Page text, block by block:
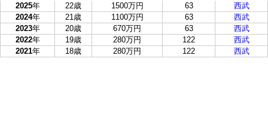
2025年 22歳 1500万円 63
西武
2024年 21歳 1100万円 63
西武
2023年 20歳 670万円 63
西武
2022年 19歳 280万円 122
西武
2021年 18歳 280万円 122 西武